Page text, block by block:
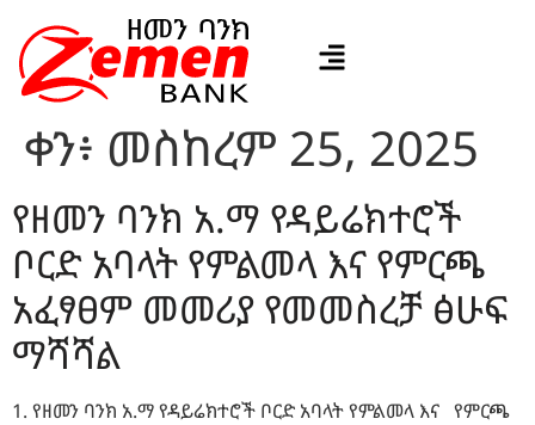
ቀን፥ መስከረም 25, 2025
የዘመን ባንክ አ.ማ የዳይሬክተሮች
ቦርድ አባላት የምልመላ እና የምርጫ
አፈፃፀም መመሪያ የመመስረቻ ፅሁፍ
ማሻሻል
1. የዘመን ባንክ አ.ማ የዳይሬክተሮች ቦርድ አባላት የምልመላ እና የምርጫ